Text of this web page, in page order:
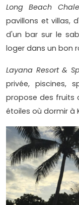
Long Beach
pavillons et villas,
d'un bar sur le
loger dans un bon
Layana Resort &
privée, piscines,
propose des fruits
étoiles où dormir à